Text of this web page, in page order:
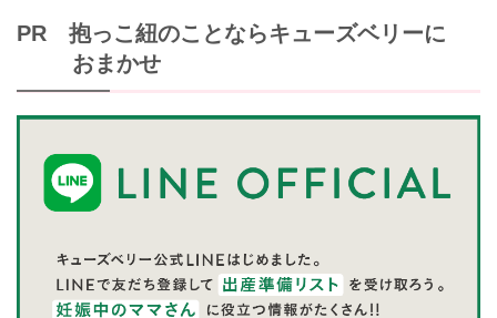
PR 抱っこ紐のことならキューズベリーに
おまかせ